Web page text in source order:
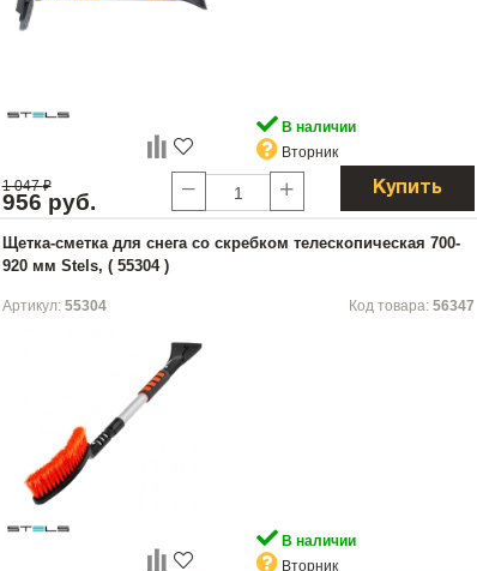
В наличии
Вторник
1 047₽
956 руб.
Купить
Щетка-сметка для снега со скребком телескопическая 700-
920 мм Stels, ( 55304 )
Артикул: 55304 Код товара: 56347
В наличии
Вторник